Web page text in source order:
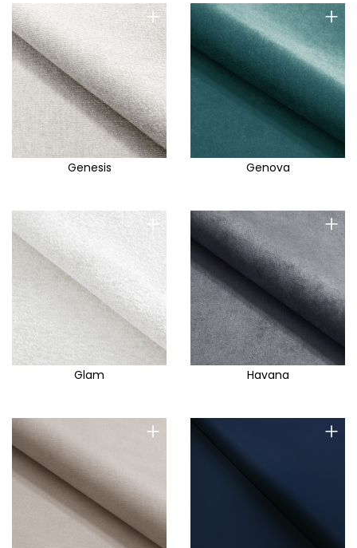
+
Genesis
+
Genova
+
Glam
+
Havana
+ +